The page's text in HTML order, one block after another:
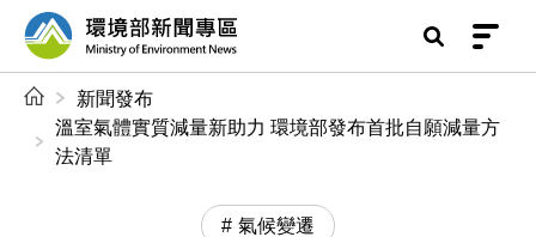
前往中央內容區塊
環境部新聞專區
新聞發布
溫室氣體實質減量新助力 環境部發布首批自願減量方
法清單
氣候變遷